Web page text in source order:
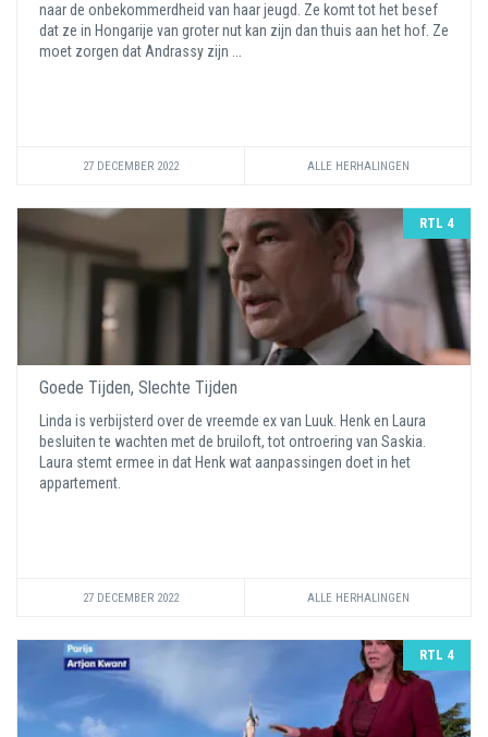
naar de onbekommerdheid van haar jeugd. Ze komt tot het besef
dat ze in Hongarije van groter nut kan zijn dan thuis aan het hof. Ze
moet zorgen dat Andrassy zijn ...
27 DECEMBER 2022 ALLE HERHALINGEN
RTL 4
Goede Tijden, Slechte Tijden
Linda is verbijsterd over de vreemde ex van Luuk. Henk en Laura
besluiten te wachten met de bruiloft, tot ontroering van Saskia.
Laura stemt ermee in dat Henk wat aanpassingen doet in het
appartement.
27 DECEMBER 2022 ALLE HERHALINGEN
RTL 4